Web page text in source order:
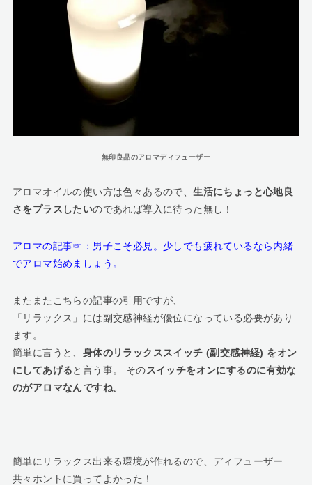
無印良品のアロマディフューザー
アロマオイルの使い方は色々あるので、生活にちょっと心地良
さをプラスしたいのであれば導入に待った無し！
アロマの記事☞： 男子こそ必見。少しでも疲れているなら内緒
でアロマ始めましょう。
またまたこちらの記事の引用ですが、
「リラックス」には副交感神経が優位になっている必要があり
ます。
簡単に言うと、 身体のリラックススイッチ (副交感神経) をオン
にしてあげると言う事。 そのスイッチをオンにするのに有効な
のがアロマなんですね。
簡単にリラックス出来る環境が作れるので、ディフューザー
共々ホントに買ってよかった！